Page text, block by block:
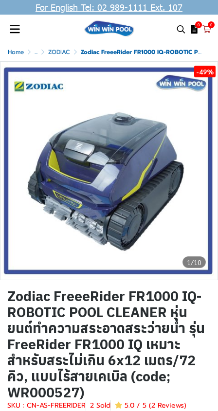
For English Tel: 02 989-1111 Ext. 107
0 0
Home ... ZODIAC Zodiac FreeeRider FR1000 IQ-ROBOTIC POOL CLEANER หุ่นยนต์ทำความสระอาดสระว่ายน้ำ รุ่น FreeRider FR1000 IQ เหมาะสำหรับสระไม่เกิน 6x12 เมตร/72 คิว, แบบไร้สายเคเบิล (code; WR000527)
1/10
-49%
Zodiac FreeeRider FR1000 IQ-
ROBOTIC POOL CLEANER หุ่น
ยนต์ทำความสระอาดสระว่ายน้ำ รุ่น
FreeRider FR1000 IQ เหมาะ
สำหรับสระไม่เกิน 6x12 เมตร/72
คิว, แบบไร้สายเคเบิล (code;
WR000527)
SKU : CN-AS-FREERIDER 2 Sold 5.0 / 5 (2 Reviews)